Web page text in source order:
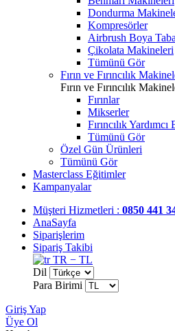
Dondurma
Kompresörler
Airbrush Boya
Çikolata Makineleri
Tümünü Gör
Fırın ve Fırıncılık
Fırın ve Fırıncılık
Fırınlar
Mikserler
Fırıncılık
Tümünü Gör
Özel Gün Ürünleri
Tümünü Gör
Masterclass Eğitimler
Kampanyalar
Müşteri Hizmetleri : 0850 441
AnaSayfa
Siparişlerim
Sipariş Takibi
TR − TL
Dil
Para Birimi
Giriş Yap
Üye Ol